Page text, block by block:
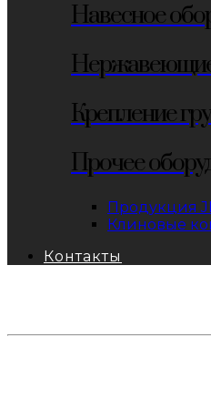
Навесное
Крепление
Прочее
Продукция
Клиновые
Контакты